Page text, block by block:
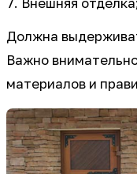
7. Внешняя отделка;
Должна
Важно
материалов и